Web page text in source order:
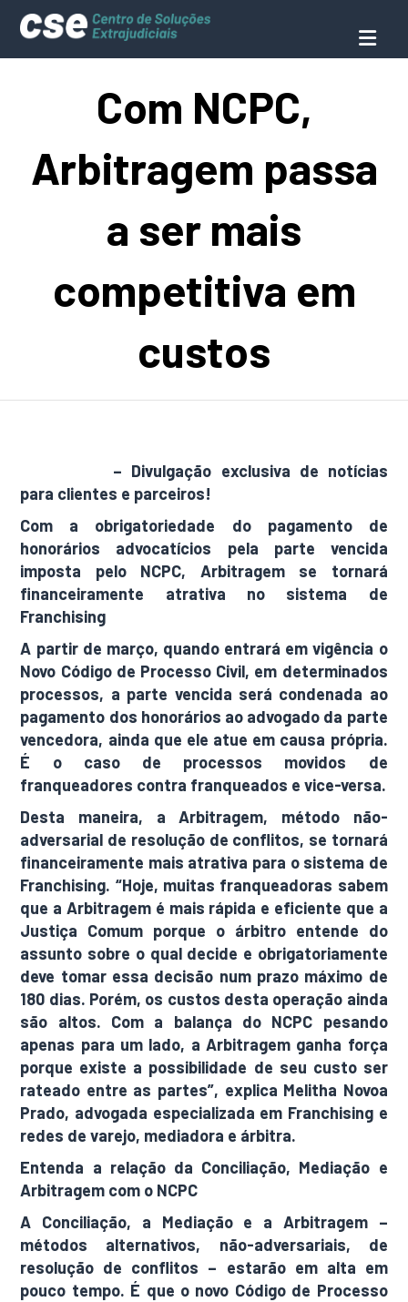
Com NCPC,
Arbitragem passa
a ser mais
competitiva em
custos
– Divulgação exclusiva de notícias
para clientes e parceiros!
Com a obrigatoriedade do pagamento de
honorários advocatícios pela parte vencida
imposta pelo NCPC, Arbitragem se tornará
financeiramente atrativa no sistema de
Franchising
A partir de março, quando entrará em vigência o
Novo Código de Processo Civil, em determinados
processos, a parte vencida será condenada ao
pagamento dos honorários ao advogado da parte
vencedora, ainda que ele atue em causa própria.
É o caso de processos movidos de
franqueadores contra franqueados e vice-versa.
Desta maneira, a Arbitragem, método não-
adversarial de resolução de conflitos, se tornará
financeiramente mais atrativa para o sistema de
Franchising. “Hoje, muitas franqueadoras sabem
que a Arbitragem é mais rápida e eficiente que a
Justiça Comum porque o árbitro entende do
assunto sobre o qual decide e obrigatoriamente
deve tomar essa decisão num prazo máximo de
180 dias. Porém, os custos desta operação ainda
são altos. Com a balança do NCPC pesando
apenas para um lado, a Arbitragem ganha força
porque existe a possibilidade de seu custo ser
rateado entre as partes”, explica Melitha Novoa
Prado, advogada especializada em Franchising e
redes de varejo, mediadora e árbitra.
Entenda a relação da Conciliação, Mediação e
Arbitragem com o NCPC
A Conciliação, a Mediação e a Arbitragem –
métodos alternativos, não-adversariais, de
resolução de conflitos – estarão em alta em
pouco tempo. É que o novo Código de Processo